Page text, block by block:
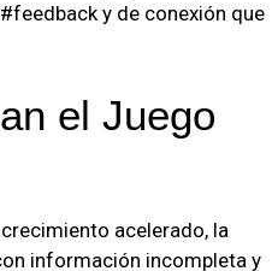
y de conexión que
el Juego
acelerado, la
información incompleta y